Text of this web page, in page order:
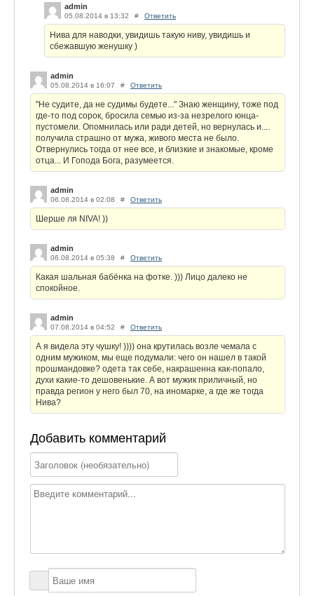
admin
05.08.2014 в 13:32 # Ответить
Нива для наводки, увидишь такую ниву, увидишь и
сбежавшую женушку )
admin
05.08.2014 в 16:07 # Ответить
"Не судите, да не судимы будете..." Знаю женщину, тоже под
где-то под сорок, бросила семью из-за незрелого юнца-
пустомели. Опомнилась или ради детей, но вернулась и....
получила страшно от мужа, живого места не было.
Отвернулись тогда от нее все, и близкие и знакомые, кроме
отца... И Гопода Бога, разумеется.
admin
06.08.2014 в 02:08 # Ответить
Шерше ля NIVA! ))
admin
06.08.2014 в 05:38 # Ответить
Какая шальная бабёнка на фотке. ))) Лицо далеко не
спокойное.
admin
07.08.2014 в 04:52 # Ответить
А я видела эту чушку! )))) она крутилась возле чемала с
одним мужиком, мы еще подумали: чего он нашел в такой
прошмандовке? одета так себе, накрашенна как-попало,
духи какие-то дешовенькие. А вот мужик приличный, но
правда регион у него был 70, на иномарке, а где же тогда
Нива?
Добавить комментарий